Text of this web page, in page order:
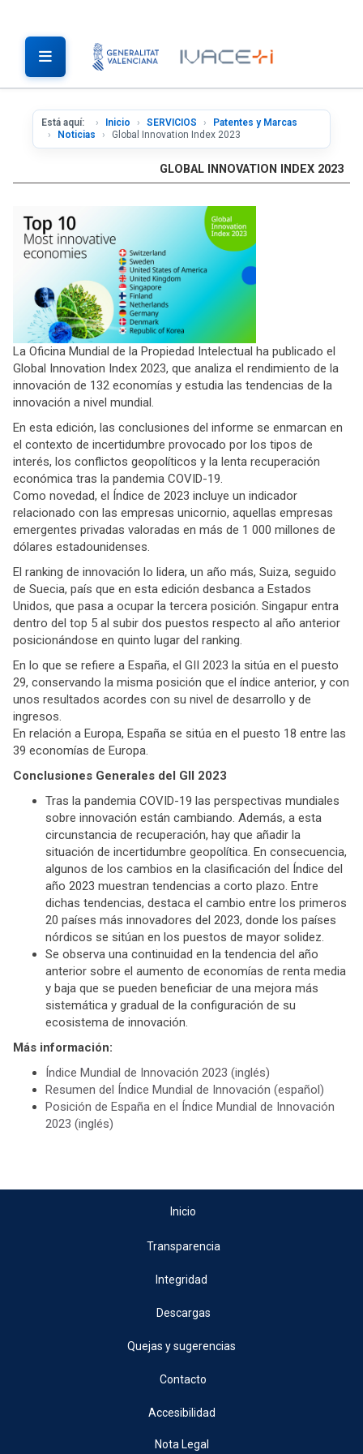
Está aquí: Inicio SERVICIOS
Patentes y Marcas
Noticias
Global Innovation Index 2023
GLOBAL INNOVATION INDEX 2023
La Oficina Mundial de la Propiedad Intelectual ha publicado el
Global Innovation Index 2023, que analiza el rendimiento de la
innovación de 132 economías y estudia las tendencias de la
innovación a nivel mundial.
En esta edición, las conclusiones del informe se enmarcan en
el contexto de incertidumbre provocado por los tipos de
interés, los conflictos geopolíticos y la lenta recuperación
económica tras la pandemia COVID-19.
Como novedad, el Índice de 2023 incluye un indicador
relacionado con las empresas unicornio, aquellas empresas
emergentes privadas valoradas en más de 1 000 millones de
dólares estadounidenses.
El ranking de innovación lo lidera, un año más, Suiza, seguido
de Suecia, país que en esta edición desbanca a Estados
Unidos, que pasa a ocupar la tercera posición. Singapur entra
dentro del top 5 al subir dos puestos respecto al año anterior
posicionándose en quinto lugar del ranking.
En lo que se refiere a España, el GII 2023 la sitúa en el puesto
29, conservando la misma posición que el índice anterior, y con
unos resultados acordes con su nivel de desarrollo y de
ingresos.
En relación a Europa, España se sitúa en el puesto 18 entre las
39 economías de Europa.
Conclusiones Generales del GII 2023
Tras la pandemia COVID-19 las perspectivas mundiales
sobre innovación están cambiando. Además, a esta
circunstancia de recuperación, hay que añadir la
situación de incertidumbre geopolítica. En consecuencia,
algunos de los cambios en la clasificación del Índice del
año 2023 muestran tendencias a corto plazo. Entre
dichas tendencias, destaca el cambio entre los primeros
20 países más innovadores del 2023, donde los países
nórdicos se sitúan en los puestos de mayor solidez.
Se observa una continuidad en la tendencia del año
anterior sobre el aumento de economías de renta media
y baja que se pueden beneficiar de una mejora más
sistemática y gradual de la configuración de su
ecosistema de innovación.
Más información:
Índice Mundial de Innovación 2023 (inglés)
Resumen del Índice Mundial de Innovación (español)
Posición de España en el Índice Mundial de Innovación
2023 (inglés)
Inicio
Transparencia
Integridad
Descargas
Quejas y sugerencias
Contacto
Accesibilidad
Nota Legal